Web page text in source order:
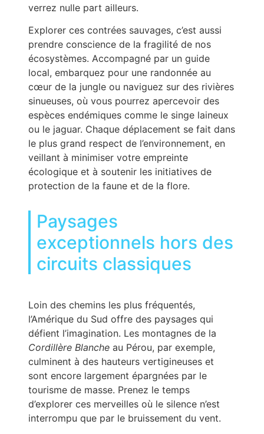
verrez nulle part ailleurs.
Explorer ces contrées sauvages, c’est aussi
prendre conscience de la fragilité de nos
écosystèmes. Accompagné par un guide
local, embarquez pour une randonnée au
cœur de la jungle ou naviguez sur des rivières
sinueuses, où vous pourrez apercevoir des
espèces endémiques comme le singe laineux
ou le jaguar. Chaque déplacement se fait dans
le plus grand respect de l’environnement, en
veillant à minimiser votre empreinte
écologique et à soutenir les initiatives de
protection de la faune et de la flore.
Paysages
exceptionnels hors des
circuits classiques
Loin des chemins les plus fréquentés,
l’Amérique du Sud offre des paysages qui
défient l’imagination. Les montagnes de la
Cordillère Blanche au Pérou, par exemple,
culminent à des hauteurs vertigineuses et
sont encore largement épargnées par le
tourisme de masse. Prenez le temps
d’explorer ces merveilles où le silence n’est
interrompu que par le bruissement du vent.